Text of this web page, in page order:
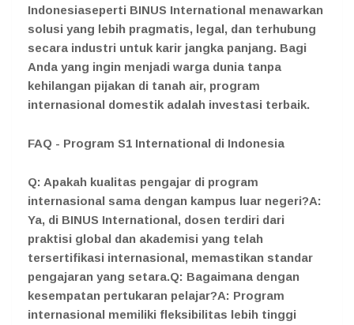
Indonesiaseperti BINUS International menawarkan
solusi yang lebih pragmatis, legal, dan terhubung
secara industri untuk karir jangka panjang. Bagi
Anda yang ingin menjadi warga dunia tanpa
kehilangan pijakan di tanah air, program
internasional domestik adalah investasi terbaik.
FAQ - Program S1 International di Indonesia
Q: Apakah kualitas pengajar di program
internasional sama dengan kampus luar negeri?A:
Ya, di BINUS International, dosen terdiri dari
praktisi global dan akademisi yang telah
tersertifikasi internasional, memastikan standar
pengajaran yang setara.Q: Bagaimana dengan
kesempatan pertukaran pelajar?A: Program
internasional memiliki fleksibilitas lebih tinggi